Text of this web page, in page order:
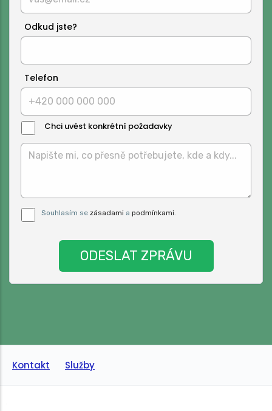
Odkud jste?
Telefon
Chci uvést konkrétní požadavky
Zprávy:
Pro odeslání musite odsouhlasit naše
podmínky.
Souhlasím se zásadami a podmínkami.
Kontakt Služby